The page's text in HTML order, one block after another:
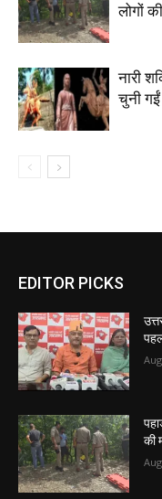
लोगों
नारी
चुनी गईं
EDITOR PICKS
की